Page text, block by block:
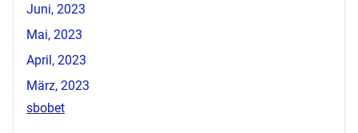
Juni, 2023
Mai, 2023
April, 2023
März, 2023
sbobet